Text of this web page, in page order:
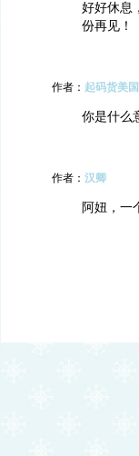
好好休息
份再见！
作者： 起码货美
你是什么
作者： 汉卿
阿妞，一